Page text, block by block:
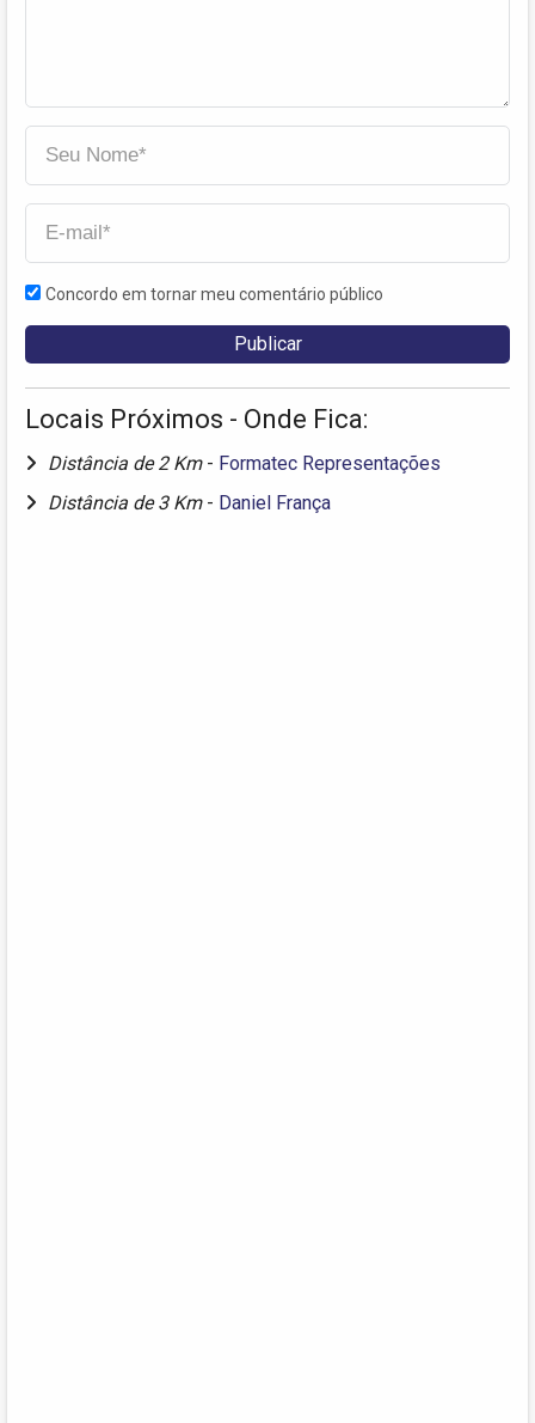
Concordo em tornar meu comentário público
Locais Próximos - Onde Fica:
Distância de 2 Km - Formatec Representações
Distância de 3 Km - Daniel França